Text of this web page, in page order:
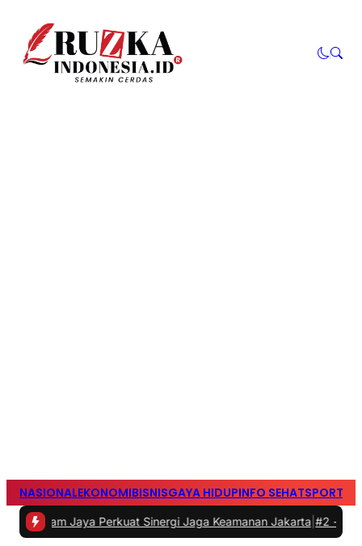
NASIONALEKONOMIBISNISGAYA HIDUPINFO SEHATSPORTS
Jaya Perkuat Sinergi Jaga Keamanan Jakarta|#2 -PLN Icon